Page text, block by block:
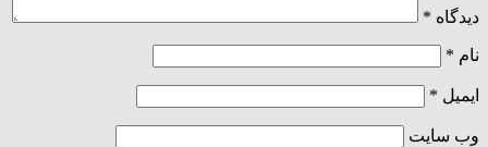
دیدگاه *
نام *
ایمیل *
وب‌ سایت